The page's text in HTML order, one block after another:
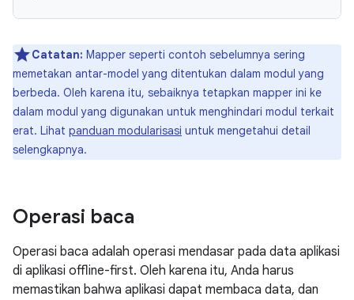
Catatan: Mapper seperti contoh sebelumnya sering
memetakan antar-model yang ditentukan dalam modul yang
berbeda. Oleh karena itu, sebaiknya tetapkan mapper ini ke
dalam modul yang digunakan untuk menghindari modul terkait
erat. Lihat panduan modularisasi untuk mengetahui detail
selengkapnya.
Operasi baca
Operasi baca adalah operasi mendasar pada data aplikasi
di aplikasi offline-first. Oleh karena itu, Anda harus
memastikan bahwa aplikasi dapat membaca data, dan